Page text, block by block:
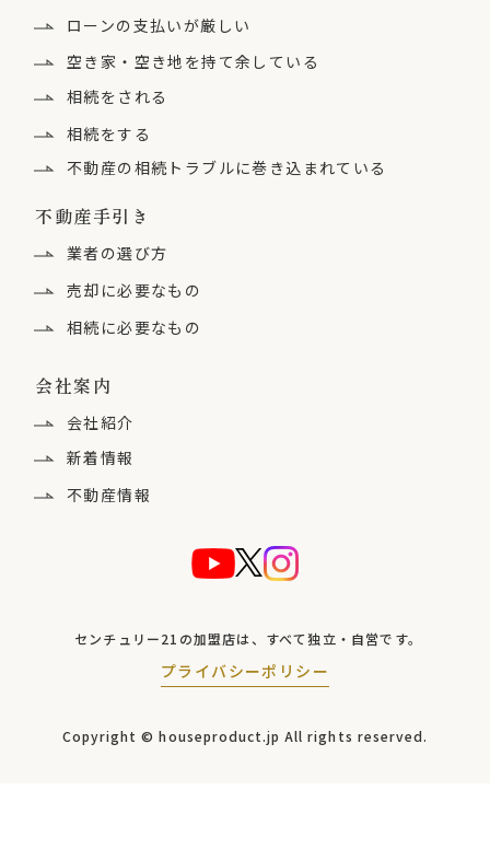
ローンの支払いが厳しい
空き家・空き地を持て余している
相続をされる
相続をする
不動産の相続トラブルに巻き込まれている
不動産手引き
業者の選び方
売却に必要なもの
相続に必要なもの
会社案内
会社紹介
新着情報
不動産情報
センチュリー21の加盟店は、 すべて独立・自営です。
プライバシーポリシー
Copyright © houseproduct.jpAll rights reserved.